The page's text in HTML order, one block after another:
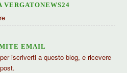
EMAIL
iscriverti a questo blog, e ricevere